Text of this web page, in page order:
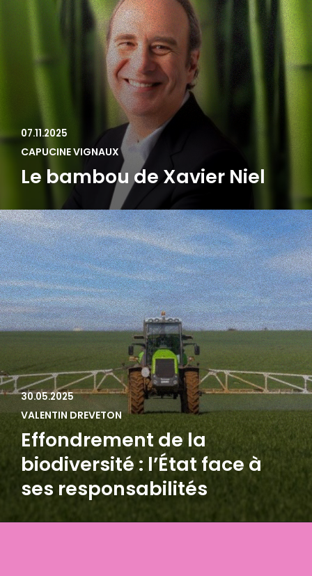
07.11.2025
CAPUCINE VIGNAUX
Le bambou de Xavier Niel
30.05.2025
VALENTIN DREVETON
Effondrement de la
biodiversité : l’État face à
ses responsabilités